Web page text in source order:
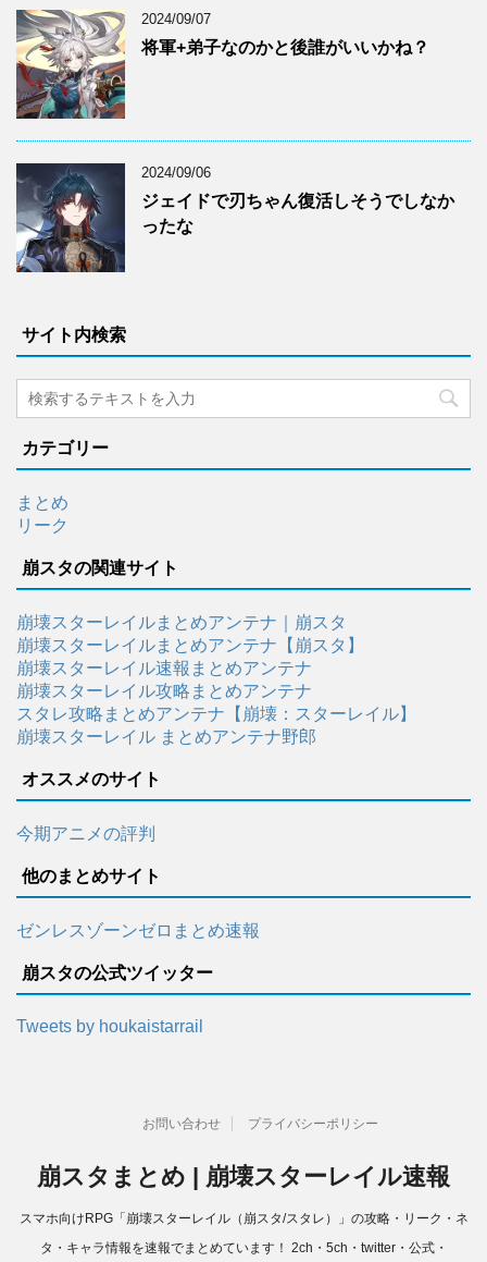
2024/09/07
将軍+弟子なのかと後誰がいいかね？
2024/09/06
ジェイドで刃ちゃん復活しそうでしなか
ったな
サイト内検索
カテゴリー
まとめ
リーク
崩スタの関連サイト
崩壊スターレイルまとめアンテナ｜崩スタ
崩壊スターレイルまとめアンテナ【崩スタ】
崩壊スターレイル速報まとめアンテナ
崩壊スターレイル攻略まとめアンテナ
スタレ攻略まとめアンテナ【崩壊：スターレイル】
崩壊スターレイル まとめアンテナ野郎
オススメのサイト
今期アニメの評判
他のまとめサイト
ゼンレスゾーンゼロまとめ速報
崩スタの公式ツイッター
Tweets by houkaistarrail
お問い合わせ プライバシーポリシー
崩スタまとめ | 崩壊スターレイル速報
スマホ向けRPG「崩壊スターレイル（崩スタ/スタレ）」の攻略・リーク・ネ
タ・キャラ情報を速報でまとめています！ 2ch・5ch・twitter・公式・